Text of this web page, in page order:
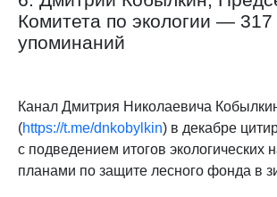
Комитета по экологии — 317
упоминаний
Канал Дмитрия Николаевича
(https://t.me/dnkobylkin) в декабре
с подведением итогов экологических
планами по защите лесного фонда в